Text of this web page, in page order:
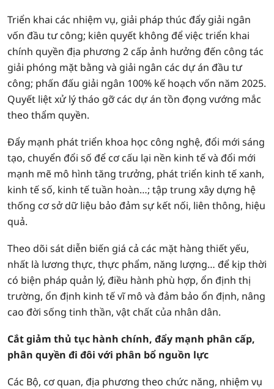
Triển khai các nhiệm vụ, giải pháp thúc đẩy giải ngân
vốn đầu tư công; kiên quyết không để việc triển khai
chính quyền địa phương 2 cấp ảnh hưởng đến công tác
giải phóng mặt bằng và giải ngân các dự án đầu tư
công; phấn đấu giải ngân 100% kế hoạch vốn năm 2025.
Quyết liệt xử lý tháo gỡ các dự án tồn đọng vướng mắc
theo thẩm quyền.
Đẩy mạnh phát triển khoa học công nghệ, đổi mới sáng
tạo, chuyển đổi số để cơ cấu lại nền kinh tế và đổi mới
mạnh mẽ mô hình tăng trưởng, phát triển kinh tế xanh,
kinh tế số, kinh tế tuần hoàn…; tập trung xây dựng hệ
thống cơ sở dữ liệu bảo đảm sự kết nối, liên thông, hiệu
quả.
Theo dõi sát diễn biến giá cả các mặt hàng thiết yếu,
nhất là lương thực, thực phẩm, năng lượng… để kịp thời
có biện pháp quản lý, điều hành phù hợp, ổn định thị
trường, ổn định kinh tế vĩ mô và đảm bảo ổn định, nâng
cao đời sống tinh thần, vật chất của nhân dân.
Cắt giảm thủ tục hành chính, đẩy mạnh phân cấp,
phân quyền đi đôi với phân bổ nguồn lực
Các Bộ, cơ quan, địa phương theo chức năng, nhiệm vụ